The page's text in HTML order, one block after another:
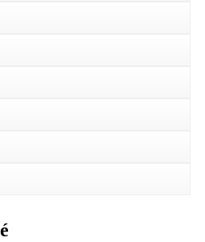
tours